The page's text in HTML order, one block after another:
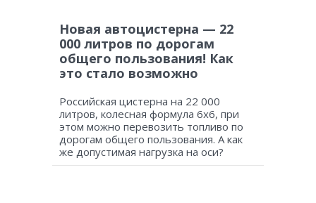
Новая автоцистерна — 22
000 литров по дорогам
общего пользования! Как
это стало возможно
Российская цистерна на 22 000
литров, колесная формула 6х6, при
этом можно перевозить топливо по
дорогам общего пользования. А как
же допустимая нагрузка на оси?